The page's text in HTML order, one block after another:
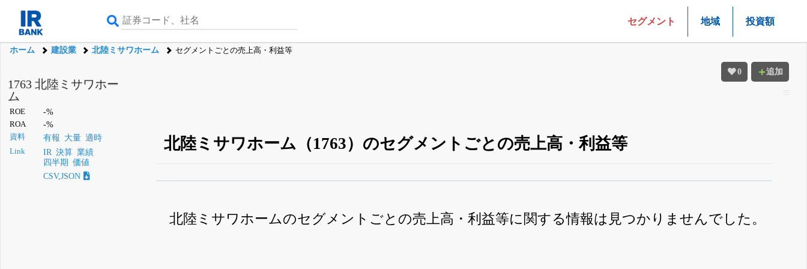
セグメント 地域 投資額
ホーム 建設業 北陸ミサワホーム セグメントごとの売上高・利益等
0 追加
1763 北陸ミサワホー
ム
ROE -%
ROA -%
資料 有報 大量 適時
Link IR 決算 業績
四半期
価値
CSV,JSON
北陸ミサワホーム（1763）のセグメントごとの売上高・利益等
登録すると永久30%OFFと米株版の先行利用も付きます
北陸ミサワホームのセグメントごとの売上高・利益等に関する情報は見つかりませんでした。